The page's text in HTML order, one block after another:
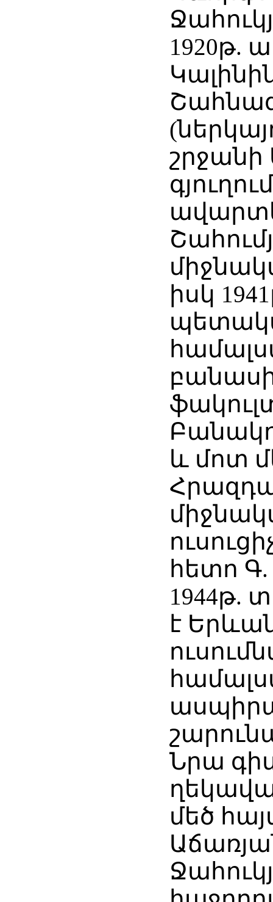
1920թ.
իսկ
և մոտ
հետո
1944թ.
է
Նրա
մեծ